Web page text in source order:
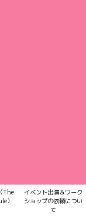
ジャグリングクラブホーム
The
）
イベント出演＆ワーク
ショップの依頼につい
て